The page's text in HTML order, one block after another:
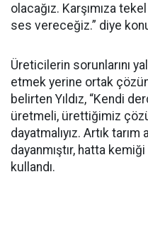
olacağız. Karşımıza
ses vereceğiz.” diye
Üreticilerin sorunlarını
etmek yerine ortak
belirten Yıldız, “Kendi
üretmeli, ürettiğimiz
dayatmalıyız. Artık
dayanmıştır, hatta
kullandı.